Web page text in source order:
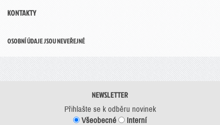
KONTAKTY
OSOBNÍ ÚDAJE JSOU NEVEŘEJNÉ
NEWSLETTER
Přihlašte se k odběru novinek
Všeobecné
Interní